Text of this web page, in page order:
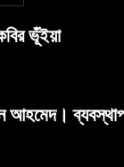
ভূঁইয়া
আহমেদ।